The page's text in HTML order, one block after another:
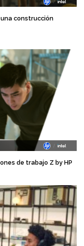
construcción
de trabajo Z by HP